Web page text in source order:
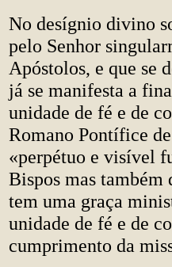
No desígnio divino
pelo Senhor
Apóstolos, e que se
já se manifesta a
unidade de fé e de
Romano Pontífice
«perpétuo e visível
Bispos mas
tem uma graça
unidade de fé e de
cumprimento da